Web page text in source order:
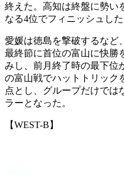
終えた。高知は終盤に勢い
なる4位でフィニッシュした
愛媛は徳島を撃破するなど
最終節に首位の富山に快勝
みし、前月終了時の最下位
の富山戦でハットトリック
点とし、グループだけでは
ラーとなった。
【WEST-B】